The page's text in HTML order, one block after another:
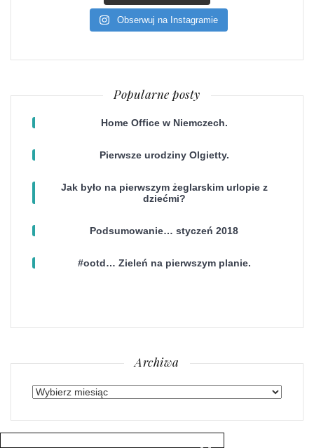
Obserwuj na Instagramie
Popularne posty
Home Office w Niemczech.
Pierwsze urodziny Olgietty.
Jak było na pierwszym żeglarskim urlopie z
dziećmi?
Podsumowanie… styczeń 2018
#ootd… Zieleń na pierwszym planie.
Archiwa
Archiwa